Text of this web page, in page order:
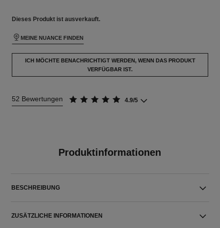
Dieses Produkt ist ausverkauft.
MEINE NUANCE FINDEN
ICH MÖCHTE BENACHRICHTIGT WERDEN, WENN DAS PRODUKT
VERFÜGBAR IST.
52 Bewertungen 4.9/5
Produktinformationen
BESCHREIBUNG
ZUSÄTZLICHE INFORMATIONEN